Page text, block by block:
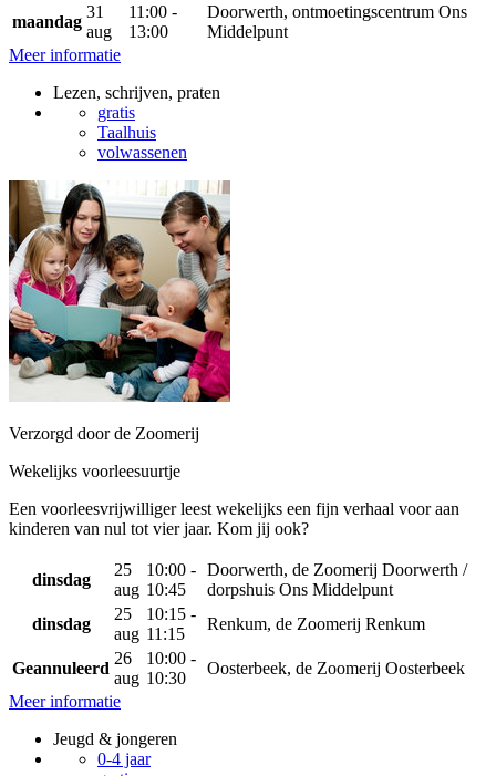
maandag
31
aug
11:00 -
13:00
Doorwerth, ontmoetingscentrum Ons
Middelpunt
Meer informatie
Lezen, schrijven, praten
gratis
Taalhuis
volwassenen
Verzorgd door de Zoomerij
Wekelijks voorleesuurtje
Een voorleesvrijwilliger leest wekelijks een fijn verhaal voor aan
kinderen van nul tot vier jaar. Kom jij ook?
dinsdag
25
aug
10:00 -
10:45
Doorwerth, de Zoomerij Doorwerth /
dorpshuis Ons Middelpunt
dinsdag
25
aug
10:15 -
11:15
Renkum, de Zoomerij Renkum
Geannuleerd
26
aug
10:00 -
10:30
Oosterbeek, de Zoomerij Oosterbeek
Meer informatie
Jeugd & jongeren
0-4 jaar